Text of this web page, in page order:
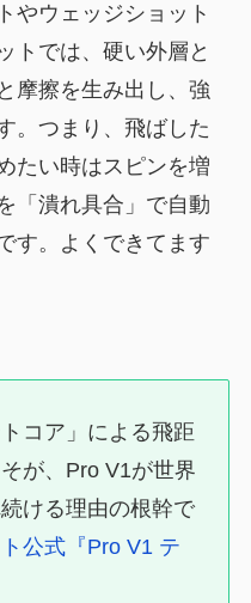
やウェッジショット
トでは、硬い外層と
摩擦を生み出し、強
。つまり、飛ばした
たい時はスピンを増
「潰れ具合」で自動
す。よくできてます
コア」による飛距
が、Pro V1が世界
ける理由の根幹で
公式『Pro V1 テ